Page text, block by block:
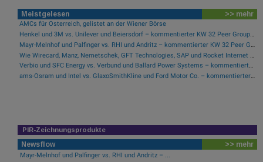
Meistgelesen >> mehr
AMCs für Österreich, gelistet an der Wiener Börse
Henkel und 3M vs. Unilever und Beiersdorf – kommentierter KW 32 Peer Group Watch Konsumgüter
Mayr-Melnhof und Palfinger vs. RHI und Andritz – kommentierter KW 32 Peer Group Watch Zykliker Österreich
Wie Wirecard, Manz, Nemetschek, GFT Technologies, SAP und Rocket Internet für Gesprächsstoff sorgten
Verbio und SFC Energy vs. Verbund und Ballard Power Systems – kommentierter KW 32 Peer Group Watch Energie
ams-Osram und Intel vs. GlaxoSmithKline und Ford Motor Co. – kommentierter KW 32 Peer Group Watch Global Innovation 1000
PIR-Zeichnungsprodukte
Newsflow >> mehr
Mayr-Melnhof und Palfinger vs. RHI und Andritz – ...